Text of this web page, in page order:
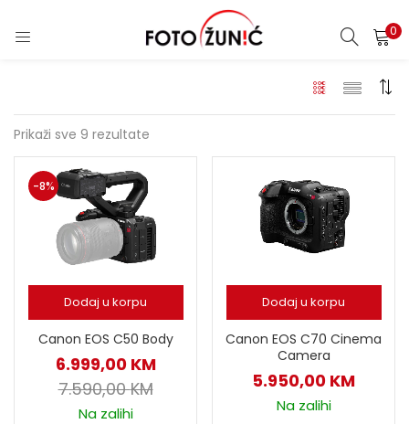
0
Prikaži sve 9 rezultate
Dodaj u korpu
Canon EOS C50 Body
6.999,00 KM
7.590,00KM
-8%
Na zalihi
Dodaj u korpu
Canon EOS C70 Cinema
Camera
5.950,00 KM
Na zalihi